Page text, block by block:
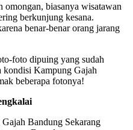
omongan, biasanya wisatawan
berkunjung kesana.
benar-benar orang jarang
foto dipuing yang sudah
kondisi Kampung Gajah
beberapa fotonya!